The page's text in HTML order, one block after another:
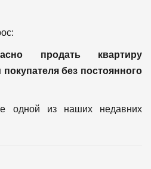
продать квартиру
без постоянного
одной из наших недавних